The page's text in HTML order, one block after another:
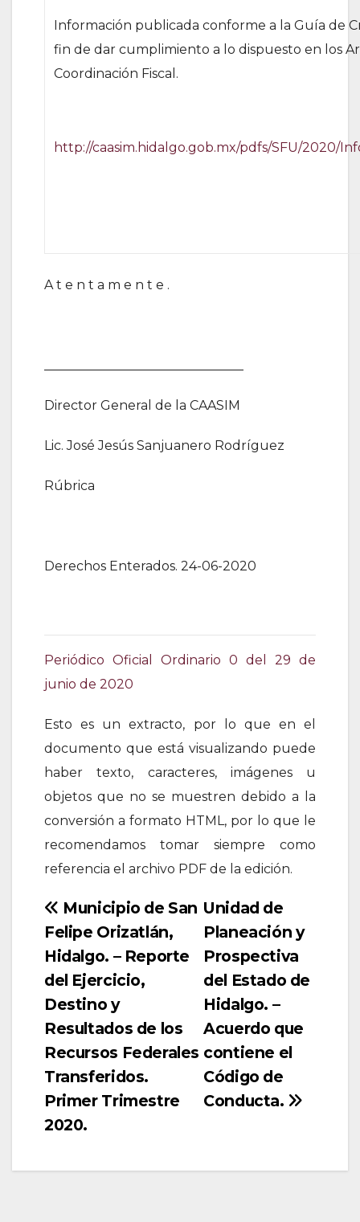
Información publicada conforme a la Guía de
fin de dar cumplimiento a lo dispuesto en los
Coordinación Fiscal.
http://caasim.hidalgo.gob.mx/pdfs/SFU/2020/
A t e n t a m e n t e .
Director General de la CAASIM
Lic. José Jesús Sanjuanero Rodríguez
Rúbrica
Derechos Enterados. 24-06-2020
Periódico Oficial Ordinario 0 del 29 de
junio de 2020
Esto es un extracto, por lo que en el
documento que está visualizando puede
haber texto, caracteres, imágenes u
objetos que no se muestren debido a la
conversión a formato HTML, por lo que le
recomendamos tomar siempre como
referencia el archivo PDF de la edición.
Navegación
de
entradas
Unidad de
Planeación y
Prospectiva
del Estado de
Hidalgo. –
Acuerdo que
contiene el
Código de
Conducta.
Municipio de San
Felipe Orizatlán,
Hidalgo. – Reporte
del Ejercicio,
Destino y
Resultados de los
Recursos Federales
Transferidos.
Primer Trimestre
2020.